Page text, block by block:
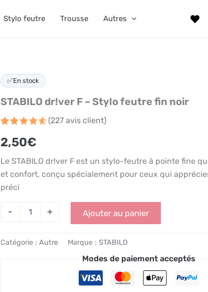
Stylo feutre Trousse Autres
✅En stock
STABILO dr!ver F – Stylo feutre fin noir
sur 5
basé
sur
notations
client
(227 avis client)
2,50€
Le STABILO dr!ver F est un stylo-feutre à pointe fine
et confort, conçu spécialement pour ceux qui
préci
-
quantité
de
dr!ver
-
feutre
noir
+ Ajouter au panier
Catégorie : Autre Marque : STABILO
Modes de paiement acceptés
-